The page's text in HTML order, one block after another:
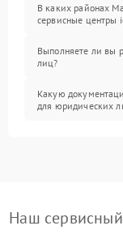
В каких районах
сервисные центры
Выполняете ли вы
лиц?
Какую
для юридических
Наш